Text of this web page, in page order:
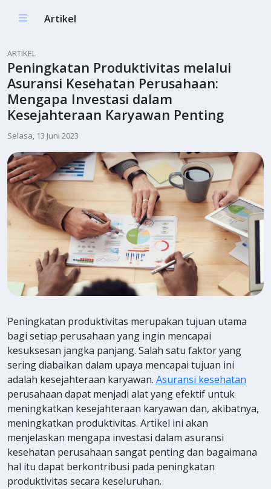
Artikel
ARTIKEL
Peningkatan Produktivitas melalui
Asuransi Kesehatan Perusahaan:
Mengapa Investasi dalam
Kesejahteraan Karyawan Penting
Selasa, 13 Juni 2023
Peningkatan produktivitas merupakan tujuan utama
bagi setiap perusahaan yang ingin mencapai
kesuksesan jangka panjang. Salah satu faktor yang
sering diabaikan dalam upaya mencapai tujuan ini
adalah kesejahteraan karyawan. Asuransi kesehatan
perusahaan dapat menjadi alat yang efektif untuk
meningkatkan kesejahteraan karyawan dan, akibatnya,
meningkatkan produktivitas. Artikel ini akan
menjelaskan mengapa investasi dalam asuransi
kesehatan perusahaan sangat penting dan bagaimana
hal itu dapat berkontribusi pada peningkatan
produktivitas secara keseluruhan.